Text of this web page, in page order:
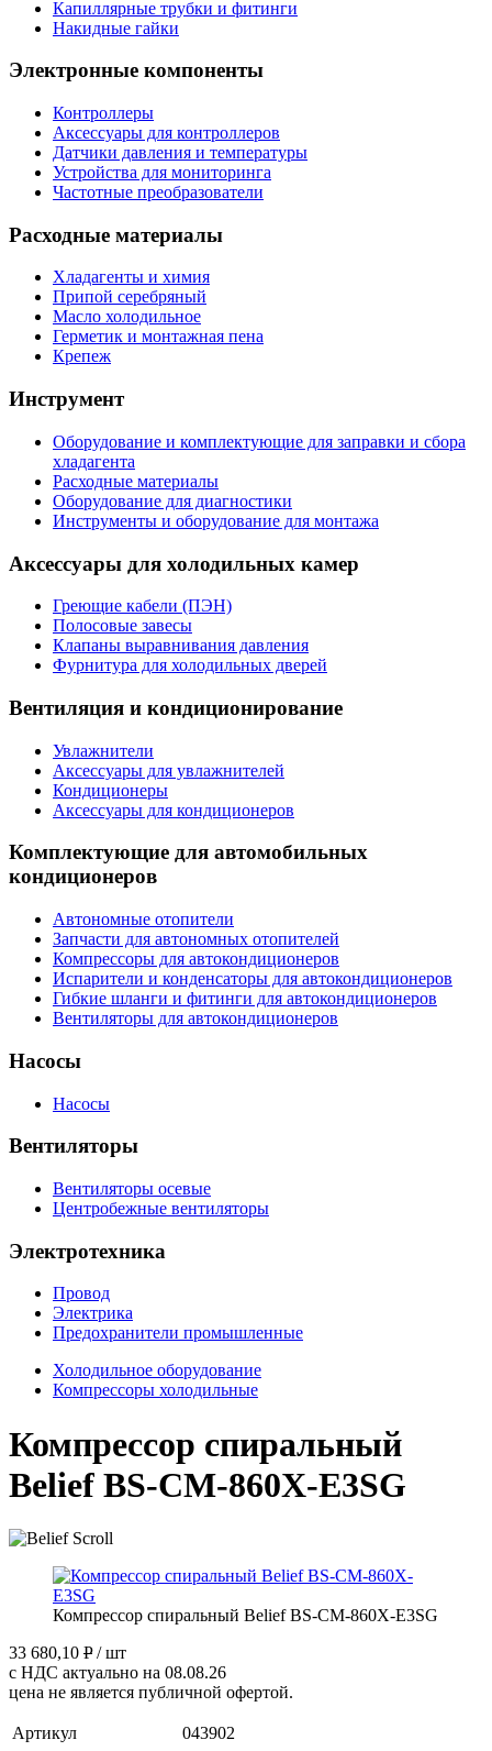
Капиллярные трубки и фитинги
Накидные гайки
Электронные компоненты
Контроллеры
Аксессуары для контроллеров
Датчики давления и температуры
Устройства для мониторинга
Частотные преобразователи
Расходные материалы
Хладагенты и химия
Припой серебряный
Масло холодильное
Герметик и монтажная пена
Крепеж
Инструмент
Оборудование и комплектующие для заправки и сбора
хладагента
Расходные материалы
Оборудование для диагностики
Инструменты и оборудование для монтажа
Аксессуары для холодильных камер
Греющие кабели (ПЭН)
Полосовые завесы
Клапаны выравнивания давления
Фурнитура для холодильных дверей
Вентиляция и кондиционирование
Увлажнители
Аксессуары для увлажнителей
Кондиционеры
Аксессуары для кондиционеров
Комплектующие для автомобильных
кондиционеров
Автономные отопители
Запчасти для автономных отопителей
Компрессоры для автокондиционеров
Испарители и конденсаторы для автокондиционеров
Гибкие шланги и фитинги для автокондиционеров
Вентиляторы для автокондиционеров
Насосы
Насосы
Вентиляторы
Вентиляторы осевые
Центробежные вентиляторы
Электротехника
Провод
Электрика
Предохранители промышленные
Холодильное оборудование
Компрессоры холодильные
Компрессор спиральный
Belief BS-CM-860X-E3SG
Компрессор спиральный Belief BS-CM-860X-E3SG
33 680,10 P / шт
с НДС актуально на 08.08.26
цена не является публичной офертой.
Артикул
043902